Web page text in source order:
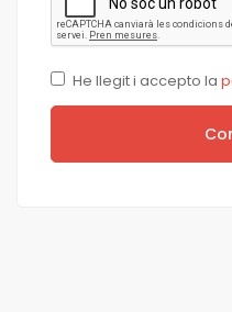
He llegit i accepto la